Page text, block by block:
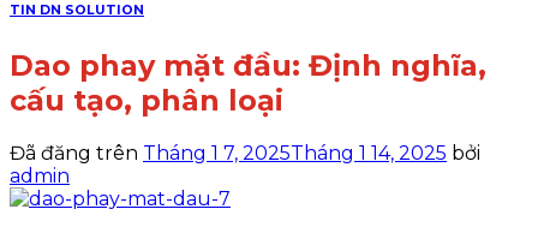
TIN DN SOLUTION
Dao phay mặt đầu: Định nghĩa,
cấu tạo, phân loại
Đã đăng trên Tháng 1 7, 2025Tháng 1 14, 2025 bởi
admin